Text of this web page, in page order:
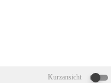
Kurzansicht